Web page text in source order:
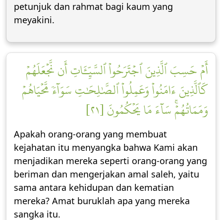
petunjuk dan rahmat bagi kaum yang
meyakini.
أَمۡ حَسِبَ ٱلَّذِينَ ٱجۡتَرَحُواْ ٱلسَّيِّـَٔاتِ أَن نَّجۡعَلَهُمۡ
كَٱلَّذِينَ ءَامَنُواْ وَعَمِلُواْ ٱلصَّٰلِحَٰتِ سَوَآءٗ مَّحۡيَاهُمۡ
وَمَمَاتُهُمۡۚ سَآءَ مَا يَحۡكُمُونَ [٢١]
Apakah orang-orang yang membuat
kejahatan itu menyangka bahwa Kami akan
menjadikan mereka seperti orang-orang yang
beriman dan mengerjakan amal saleh, yaitu
sama antara kehidupan dan kematian
mereka? Amat buruklah apa yang mereka
sangka itu.